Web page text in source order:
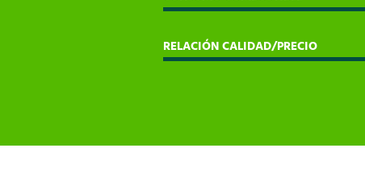
RELACIÓN CALIDAD/PRECIO